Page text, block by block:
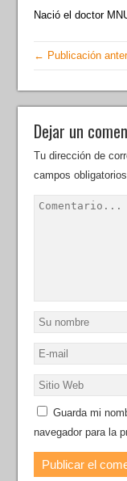
Nació el doctor
← Publicación
Dejar un
Tu dirección de
campos
Guarda mi
navegador para la